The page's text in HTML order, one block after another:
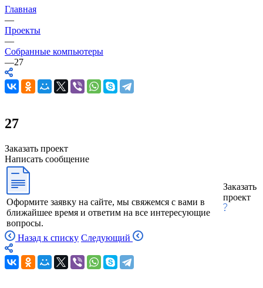
Главная
—
Проекты
—
Собранные компьютеры
—27
27
Заказать проект
Написать сообщение
Оформите заявку на сайте, мы свяжемся с вами в
ближайшее время и ответим на все интересующие
вопросы.
Заказать
проект
Назад к списку Следующий